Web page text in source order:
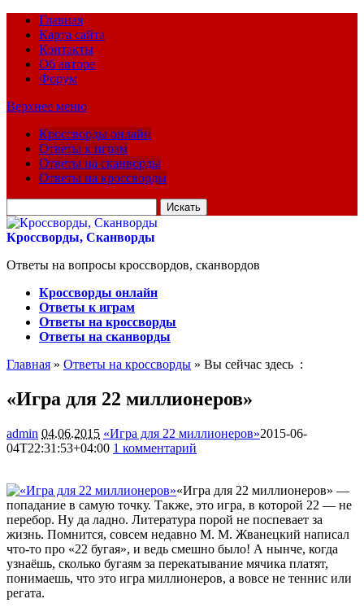
Главная
Карта сайта
Контакты
Об авторе
Форум
Верхнее меню
Кроссворды онлайн
Ответы к играм
Ответы на сканворды
Ответы на кроссворды
для:
Кроссворды, Сканворды
Ответы на вопросы кроссвордов, сканвордов
Кроссворды онлайн
Ответы к играм
Ответы на кроссворды
Ответы на сканворды
Главная » Ответы на кроссворды » Вы сейчас здесь :
«Игра для 22 миллионеров»
admin 04.06.2015 «Игра для 22 миллионеров»2015-06-
04T22:31:53+04:00 1 комментарий
«Игра для 22 миллионеров» —
попадание в самую точку. Также, это игра, в которой 22 — не
перебор. Ну да ладно. Литература порой не поспевает за
жизнь. Помнится, совсем недавно М. М. Жванецкий написал
что-то про «22 бугая», и ведь смешно было! А нынче, когда
узнаёшь, сколько бугаям за перекатывание мячика платят,
понимаешь, что это игра миллионеров, а вовсе не теннис или
регата.